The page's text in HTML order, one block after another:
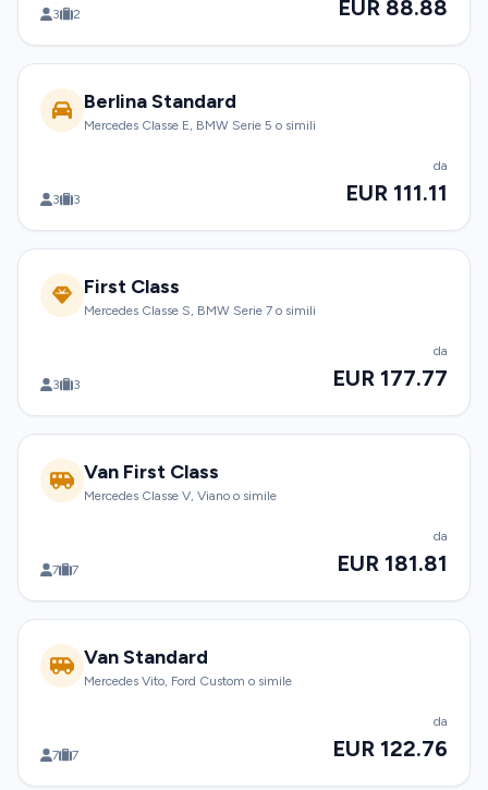
3 2 EUR 88.88
Berlina Standard
Mercedes Classe E, BMW Serie 5 o simili
3 3
da
EUR 111.11
First Class
Mercedes Classe S, BMW Serie 7 o simili
3 3
da
EUR 177.77
Van First Class
Mercedes Classe V, Viano o simile
7 7
da
EUR 181.81
Van Standard
Mercedes Vito, Ford Custom o simile
7 7
da
EUR 122.76